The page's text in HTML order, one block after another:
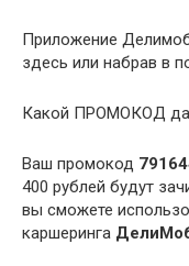
Приложение
здесь или набрав в
Какой ПРОМОКОД
Ваш промокод
400 рублей будут
вы сможете
каршеринга